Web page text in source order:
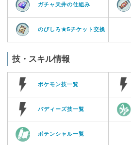
ガチャ天井の仕組み
のびしろ★5チケット交換
技・スキル情報
ポケモン技一覧
バディーズ技一覧
ポテンシャル一覧